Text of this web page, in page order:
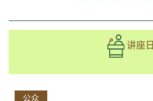
讲座日
公众